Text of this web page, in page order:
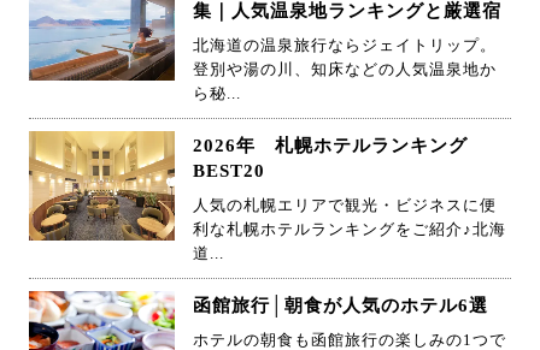
集｜人気温泉地ランキングと厳選宿
北海道の温泉旅行ならジェイトリップ。
登別や湯の川、知床などの人気温泉地か
ら秘...
2026年 札幌ホテルランキング
BEST20
人気の札幌エリアで観光・ビジネスに便
利な札幌ホテルランキングをご紹介♪北海
道...
函館旅行│朝食が人気のホテル6選
ホテルの朝食も函館旅行の楽しみの1つで